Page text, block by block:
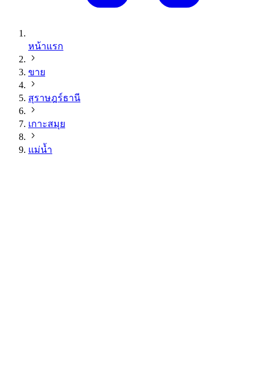
หน้าแรก
ขาย
สุราษฎร์ธานี
เกาะสมุย
แม่น้ำ